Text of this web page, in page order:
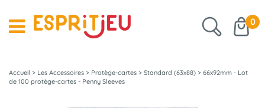
0
Accueil > Les Accessoires > Protège-cartes > Standard (63x88) > 66x92mm - Lot
de 100 protège-cartes - Penny Sleeves